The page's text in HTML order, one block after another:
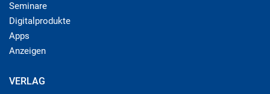
Seminare
Digitalprodukte
Apps
Anzeigen
VERLAG